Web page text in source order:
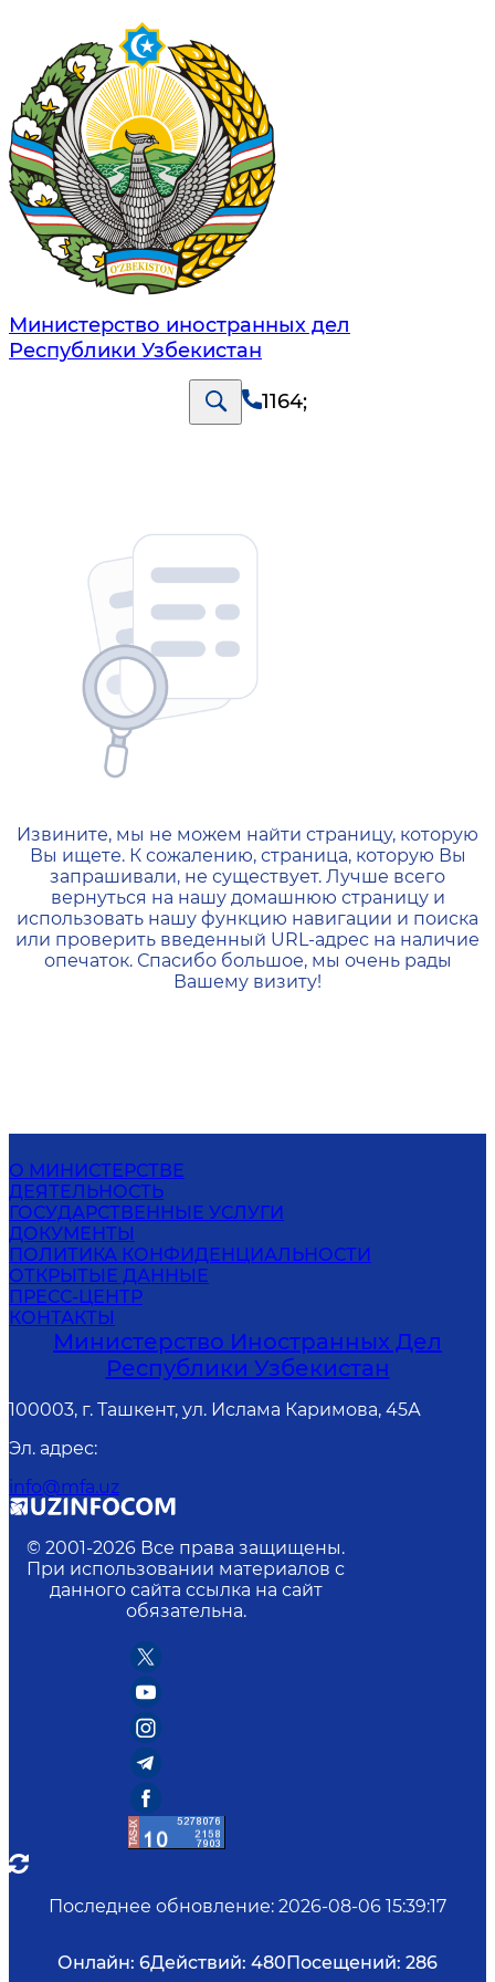
Министерство иностранных дел
Республики Узбекистан
1164;
404 — Страница не
Извините, мы не можем найти страницу, которую
Вы ищете. К сожалению, страница, которую Вы
запрашивали, не существует. Лучше всего
вернуться на нашу домашнюю страницу и
использовать нашу функцию навигации и поиска
или проверить введенный URL-адрес на наличие
опечаток. Спасибо большое, мы очень рады
Вашему визиту!
О МИНИСТЕРСТВЕ
ДЕЯТЕЛЬНОСТЬ
ГОСУДАРСТВЕННЫЕ УСЛУГИ
ДОКУМЕНТЫ
ПОЛИТИКА КОНФИДЕНЦИАЛЬНОСТИ
ОТКРЫТЫЕ ДАННЫЕ
ПРЕСС-ЦЕНТР
КОНТАКТЫ
Министерство Иностранных Дел
Республики Узбекистан
100003, г. Ташкент, ул. Ислама Каримова, 45А
Эл. адрес:
info@mfa.uz
© 2001-2026 Все права защищены.
При использовании материалов с
данного сайта ссылка на сайт
обязательна.
Последнее обновление: 2026-08-06 15:39:17
Онлайн: 6Действий: 480Посещений: 286